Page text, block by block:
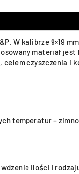
W kalibrze 9×19
materiał
celem czyszczenia
temperatur –
ilości i